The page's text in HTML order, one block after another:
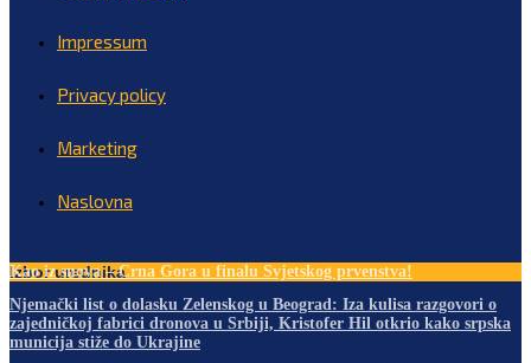
Impressum
Privacy policy
Marketing
Naslovna
Izbor urednika
Kao iz snova – Crna Gora u finalu Svjetskog prvenstva!
Njemački list o dolasku Zelenskog u Beograd: Iza kulisa razgovori o
zajedničkoj fabrici dronova u Srbiji, Kristofer Hil otkrio kako srpska
municija stiže do Ukrajine